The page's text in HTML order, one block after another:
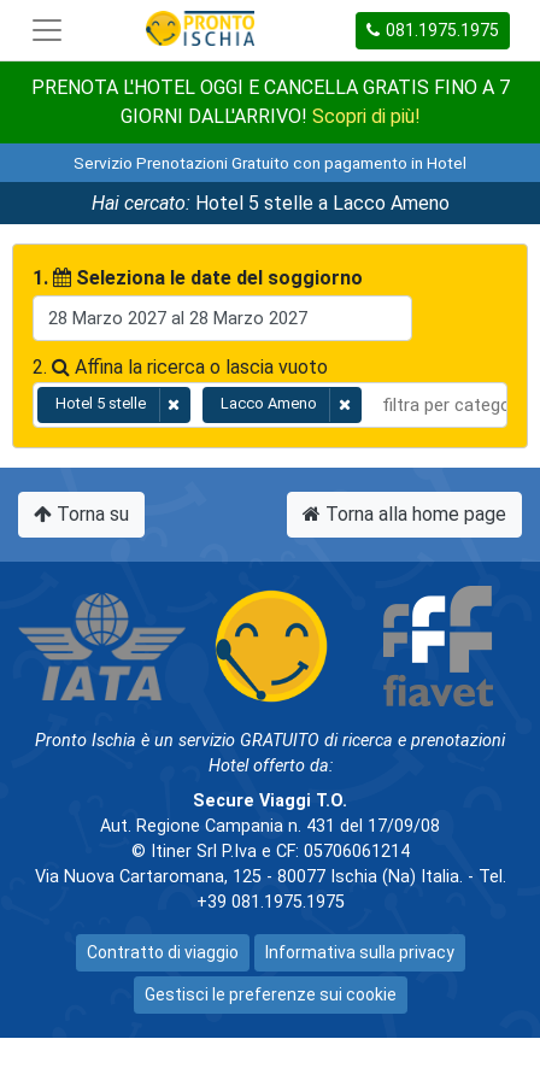
081.1975.1975
PRENOTA L'HOTEL OGGI E CANCELLA GRATIS FINO A 7
GIORNI DALL'ARRIVO! Scopri di più!
Servizio Prenotazioni Gratuito con pagamento in Hotel
Hai cercato:Hotel 5 stelle a Lacco Ameno
1. Seleziona le date del soggiorno
2. Affina la ricerca o lascia vuoto
Hotel 5 stelle Lacco Ameno
Torna su Torna alla home page
Pronto Ischia è un servizio GRATUITO di ricerca e prenotazioni
Hotel offerto da:
Secure Viaggi T.O.
Aut. Regione Campania n. 431 del 17/09/08
© Itiner Srl P.Iva e CF: 05706061214
Via Nuova Cartaromana, 125 - 80077 Ischia (Na) Italia. - Tel.
+39 081.1975.1975
Contratto di viaggio Informativa sulla privacy
Gestisci le preferenze sui cookie